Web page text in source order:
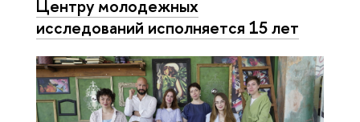
Центру молодежных
исследований исполняется 15 лет